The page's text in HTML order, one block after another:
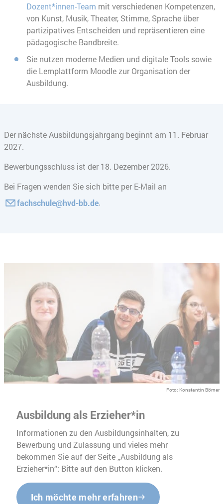
Dozent*innen-Team mit verschiedenen Kompetenzen,
von Kunst, Musik, Theater, Stimme, Sprache über
partizipatives Entscheiden und repräsentieren eine
pädagogische Bandbreite.
Sie nutzen moderne Medien und digitale Tools sowie
die Lernplattform Moodle zur Organisation der
Ausbildung.
Der nächste Ausbildungsjahrgang beginnt am 11. Februar
2027.
Bewerbungsschluss ist der 18. Dezember 2026.
Bei Fragen wenden Sie sich bitte per E-Mail an
fachschule@hvd-bb.de.
Foto: Konstantin Börner
Ausbildung als Erzieher*in
Informationen zu den Ausbildungsinhalten, zu
Bewerbung und Zulassung und vieles mehr
bekommen Sie auf der Seite „Ausbildung als
Erzieher*in“: Bitte auf den Button klicken.
Ich möchte mehr erfahren